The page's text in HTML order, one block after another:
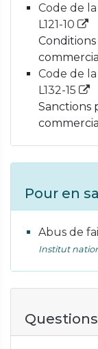
Code de
L121-10
Code de
L132-15
Sanctions
Pour en
Abus de
Institut